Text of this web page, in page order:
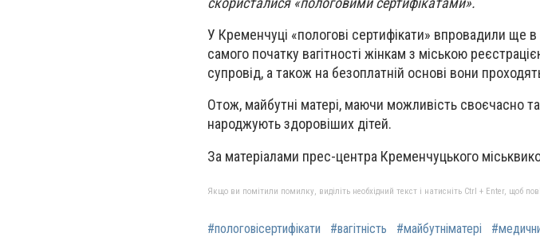
У Кременчуці «пологові сертифікати» впровадили ще
самого початку вагітності жінкам з міською
супровід, а також на безоплатній основі вони
Отож, майбутні матері, маючи можливість своєчасно
народжують здоровіших дітей.
За матеріалами прес-центра Кременчуцького
Якщо ви помітили помилку, виділіть необхідний текст і натисніть Ctrl + Enter, щоб
#пологовісертифікати #вагітність #майбутніматері